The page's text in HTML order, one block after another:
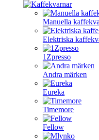
Manuella
Elektriska
1Zpresso
Andra märken
Eureka
Timemore
Fellow